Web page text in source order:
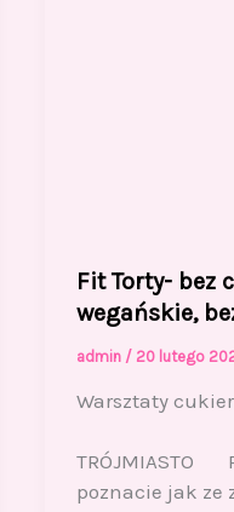
Fit Torty- bez
wegańskie,
admin / 20 lutego
Warsztaty
TRÓJMIASTO
poznacie jak ze